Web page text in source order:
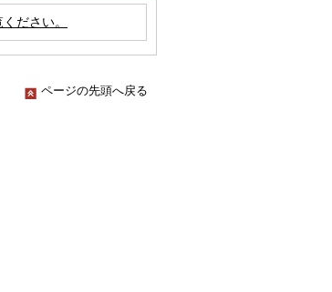
ださい。
ページの先頭へ戻る